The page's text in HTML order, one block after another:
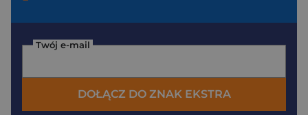
Twój e-mail
DOŁĄCZ DO ZNAK EKSTRA